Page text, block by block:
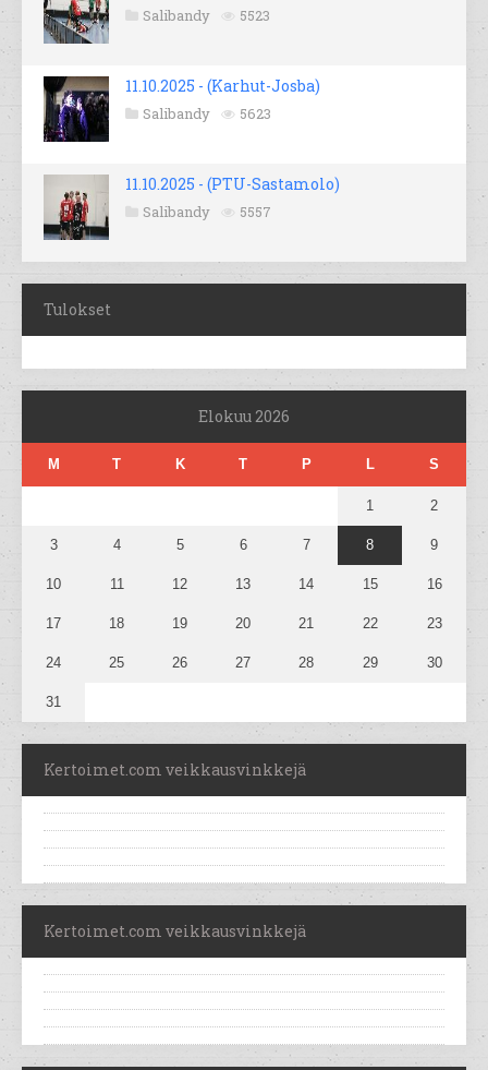
Salibandy 5523
11.10.2025 - (Karhut-Josba)
Salibandy 5623
11.10.2025 - (PTU-Sastamolo)
Salibandy 5557
Tulokset
Elokuu 2026
M T K T P L S
1 2
3 4 5 6 7 8 9
10 11 12 13 14 15 16
17 18 19 20 21 22 23
24 25 26 27 28 29 30
31
Kertoimet.com veikkausvinkkejä
Kertoimet.com veikkausvinkkejä